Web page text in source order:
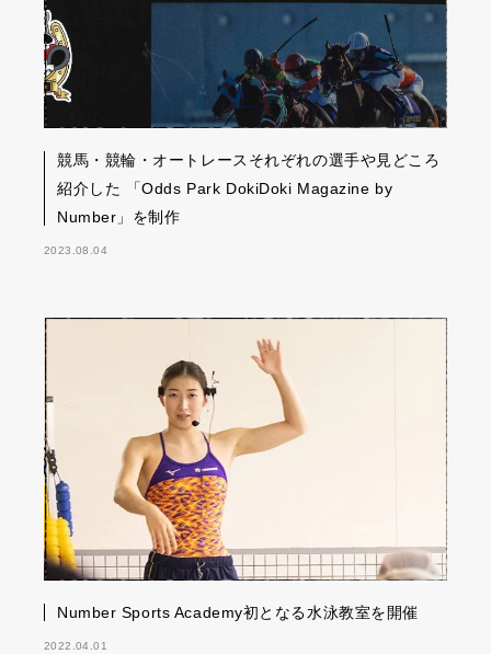
競馬・競輪・オートレースそれぞれの選手や見どころ
紹介した 「Odds Park DokiDoki Magazine by
Number」を制作
2023.08.04
Number Sports Academy初となる水泳教室を開催
2022.04.01